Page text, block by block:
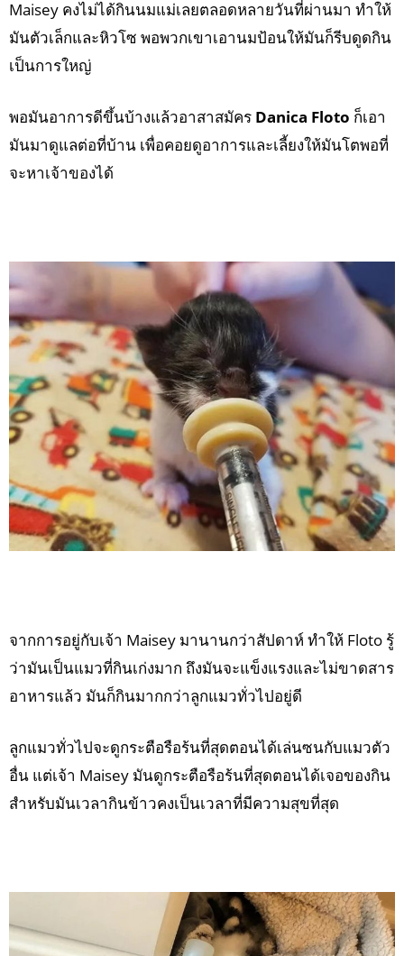
Maisey คงไม่ได้กินนมแม่เลยตลอดหลายวันที่ผ่านมา ทำให้
มันตัวเล็กและหิวโซ พอพวกเขาเอานมป้อนให้มันก็รีบดูดกิน
เป็นการใหญ่
พอมันอาการดีขึ้นบ้างแล้วอาสาสมัคร Danica Floto ก็เอา
มันมาดูแลต่อที่บ้าน เพื่อคอยดูอาการและเลี้ยงให้มันโตพอที่
จะหาเจ้าของได้
จากการอยู่กับเจ้า Maisey มานานกว่าสัปดาห์ ทำให้ Floto รู้
ว่ามันเป็นแมวที่กินเก่งมาก ถึงมันจะแข็งแรงและไม่ขาดสาร
อาหารแล้ว มันก็กินมากกว่าลูกแมวทั่วไปอยู่ดี
ลูกแมวทั่วไปจะดูกระตือรือร้นที่สุดตอนได้เล่นซนกับแมวตัว
อื่น แต่เจ้า Maisey มันดูกระตือรือร้นที่สุดตอนได้เจอของกิน
สำหรับมันเวลากินข้าวคงเป็นเวลาที่มีความสุขที่สุด